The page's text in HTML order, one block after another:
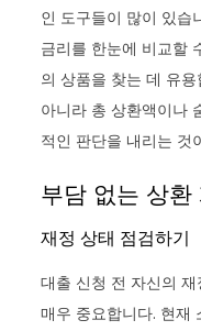
인 도구들이 많이 있습
금리를 한눈에 비교할
의 상품을 찾는 데 유
아니라 총 상환액이나
적인 판단을 내리는 것
부담 없는 상환
재정 상태 점검하기
대출 신청 전 자신의
매우 중요합니다. 현재